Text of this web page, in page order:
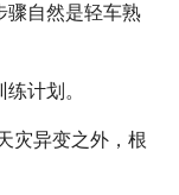
骤自然是轻车熟
计划。
灾异变之外，根